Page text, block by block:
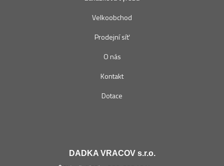
Velkoobchod
Prodejní síť
O nás
Kontakt
Dotace
DADKA VRACOV s.r.o.